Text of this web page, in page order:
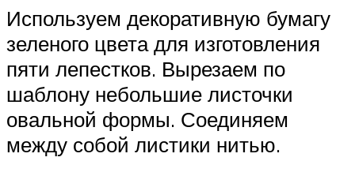
Используем декоративную бумагу
зеленого цвета для изготовления
пяти лепестков. Вырезаем по
шаблону небольшие листочки
овальной формы. Соединяем
между собой листики нитью.